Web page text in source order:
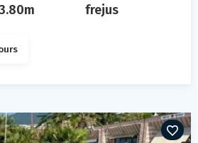
frejus